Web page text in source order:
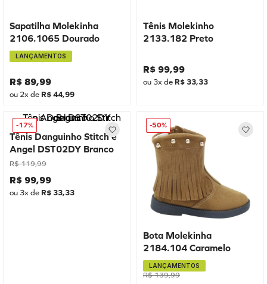
Sapatilha Molekinha
2106.1065 Dourado
LANÇAMENTOS
R$ 89,99
ou 2x de R$44,99
Tênis Molekinho
2133.182 Preto
R$ 99,99
ou 3x de R$ 33,33
-17%
Tênis Danguinho Stitch e
Angel DST02DY Branco
R$ 119,99
R$ 99,99
ou 3x de R$ 33,33
-50%
Bota Molekinha
2184.104 Caramelo
LANÇAMENTOS
R$ 139,99